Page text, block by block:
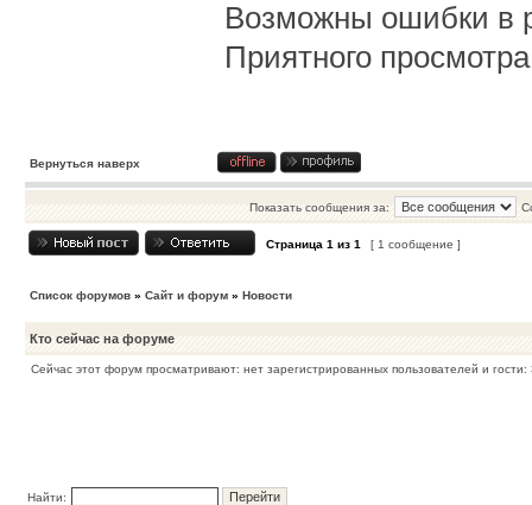
Возможны ошибки в
Приятного
Вернуться наверх
Показать сообщения за:
Страница 1 из 1 [ 1 сообщение ]
Список форумов » Сайт и форум » Новости
Кто сейчас на форуме
Сейчас этот форум просматривают: нет зарегистрированных пользователей и гости:
Найти: